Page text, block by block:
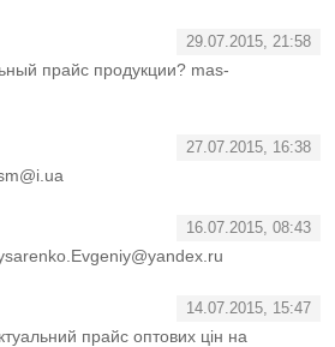
29.07.2015, 21:58
прайс продукции? mas-
27.07.2015, 16:38
16.07.2015, 08:43
14.07.2015, 15:47
прайс оптових цін на